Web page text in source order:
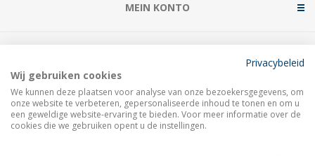
MEIN KONTO
Privacybeleid
Wij gebruiken cookies
We kunnen deze plaatsen voor analyse van onze bezoekersgegevens, om
onze website te verbeteren, gepersonaliseerde inhoud te tonen en om u
een geweldige website-ervaring te bieden. Voor meer informatie over de
cookies die we gebruiken opent u de instellingen.